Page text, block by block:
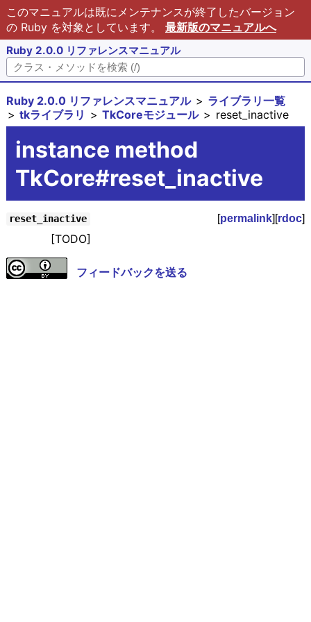
このマニュアルは既にメンテナンスが終了したバージョン
の Ruby を対象としています。 最新版のマニュアルへ
Ruby 2.0.0 リファレンスマニュアル
Ruby 2.0.0 リファレンスマニュアル
ライブラリ一覧
tkライブラリ
TkCoreモジュール reset_inactive
instance method
TkCore#reset_inactive
reset_inactive [permalink][rdoc]
[TODO]
フィードバックを送る